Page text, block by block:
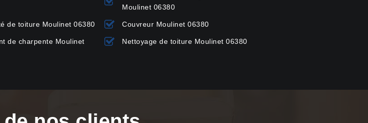
de toiture Moulinet 06380
de charpente Moulinet
Moulinet 06380
Couvreur Moulinet 06380
Nettoyage de toiture Moulinet 06380